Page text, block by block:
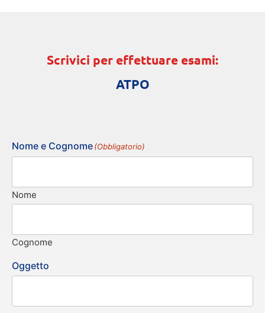
Scrivici per effettuare esami:
ATPO
Nome e Cognome(Obbligatorio)
Nome
Cognome
Oggetto